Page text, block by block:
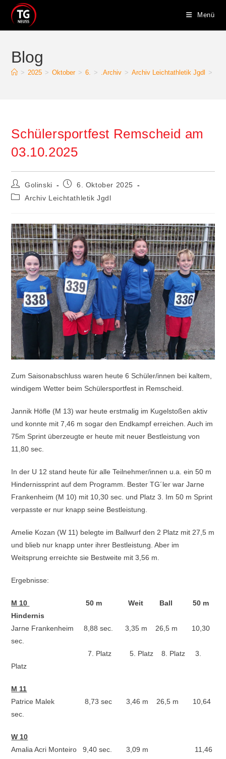
Inhalt
springen
Menü
Blog
> 2025 > Oktober > 6. > .Archiv > Archiv Leichtathletik Jgdl >
Schülersportfest Remscheid am
03.10.2025
Beitrags-
Autor:
Golinski
Beitrag6. Oktober 2025
Beitrags-
Archiv Leichtathletik Jgdl
Zum Saisonabschluss waren heute 6 Schüler/innen bei kaltem,
windigem Wetter beim Schülersportfest in Remscheid.
Jannik Höfle (M 13) war heute erstmalig im Kugelstoßen aktiv
und konnte mit 7,46 m sogar den Endkampf erreichen. Auch im
75m Sprint überzeugte er heute mit neuer Bestleistung von
11,80 sec.
In der U 12 stand heute für alle Teilnehmer/innen u.a. ein 50 m
Hindernissprint auf dem Programm. Bester TG´ler war Jarne
Frankenheim (M 10) mit 10,30 sec. und Platz 3. Im 50 m Sprint
verpasste er nur knapp seine Bestleistung.
Amelie Kozan (W 11) belegte im Ballwurf den 2 Platz mit 27,5 m
und blieb nur knapp unter ihrer Bestleistung. Aber im
Weitsprung erreichte sie Bestweite mit 3,56 m.
Ergebnisse:
M 10
50 m Weit Ball 50 m
Hindernis
Jarne Frankenheim 8,88 sec. 3,35 m 26,5 m 10,30
sec.
7. Platz 5. Platz 8. Platz 3.
Platz
M 11
Patrice Malek 8,73 sec 3,46 m 26,5 m 10,64
sec.
W 10
Amalia Acri Monteiro 9,40 sec. 3,09 m 11,46